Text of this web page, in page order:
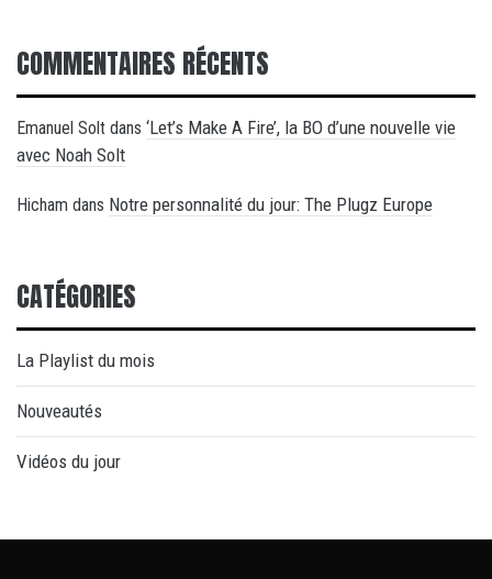
COMMENTAIRES RÉCENTS
Emanuel Solt dans ‘Let’s Make A Fire’, la BO d’une nouvelle vie
avec Noah Solt
Hicham dans Notre personnalité du jour: The Plugz Europe
CATÉGORIES
La Playlist du mois
Nouveautés
Vidéos du jour